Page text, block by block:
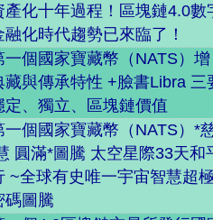
產化十年過程！區塊鏈4.0數
化時代趨勢已來臨了！
一個國家寶藏幣（NATS）增
藏與傳承特性 +臉書Libra 三
定、獨立、區塊鏈價值
一個國家寶藏幣（NATS）*
圓滿*圖騰 太空星際33天和
~全球有史唯一宇宙智慧超
碼圖騰